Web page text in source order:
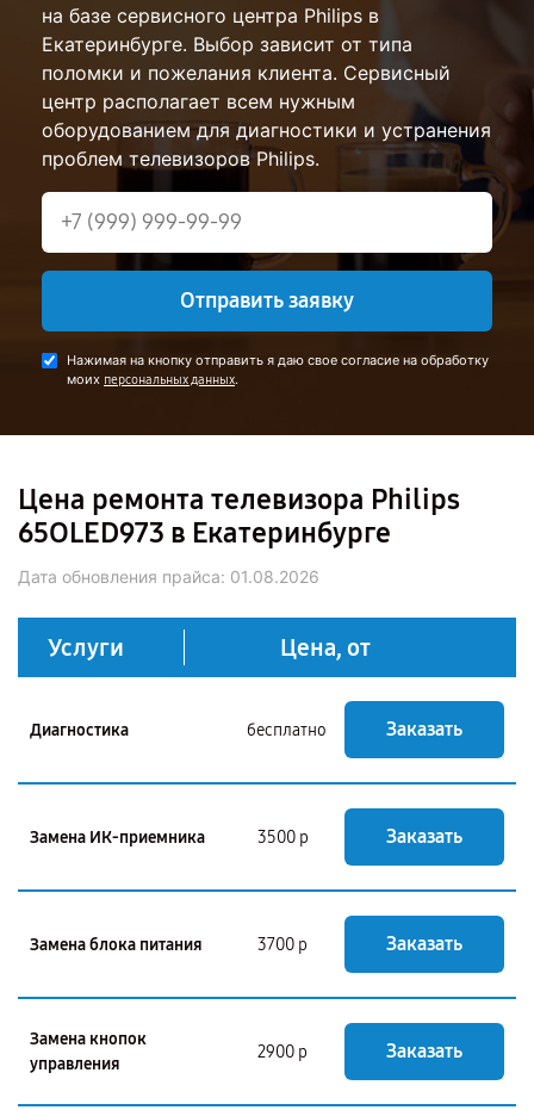
на базе сервисного центра Philips в
Екатеринбурге. Выбор зависит от типа
поломки и пожелания клиента. Сервисный
центр располагает всем нужным
оборудованием для диагностики и устранения
проблем телевизоров Philips.
Отправить заявку
Нажимая на кнопку отправить я даю свое согласие на обработку
моих персональных данных.
Цена ремонта телевизора Philips
65OLED973 в Екатеринбурге
Дата обновления прайса: 01.08.2026
Услуги Цена, от
Диагностика бесплатно Заказать
Замена ИК-приемника 3500 р Заказать
Замена блока питания 3700 р Заказать
Замена кнопок
управления
2900 р Заказать